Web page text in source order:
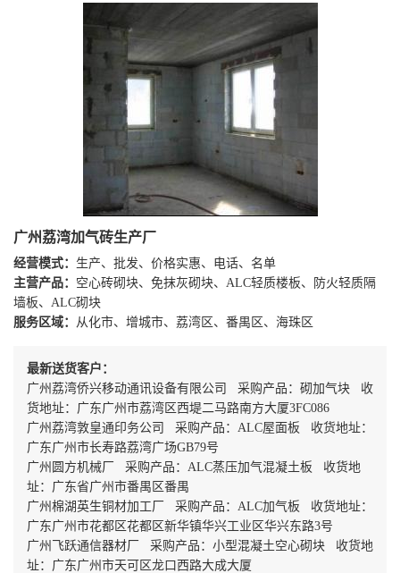
广州荔湾加气砖生产厂
经营模式： 生产、批发、价格实惠、电话、名单
主营产品： 空心砖砌块、免抹灰砌块、ALC轻质楼板、防火轻质隔
墙板、ALC砌块
服务区域：
从化市、增城市、荔湾区、番禺区、海珠区
最新送货客户：
广州荔湾侨兴移动通讯设备有限公司 采购产品：砌加气块 收
货地址：广东广州市荔湾区西堤二马路南方大厦3FC086
广州荔湾敦皇通印务公司 采购产品：ALC屋面板 收货地址：
广东广州市长寿路荔湾广场GB79号
广州圆方机械厂 采购产品：ALC蒸压加气混凝土板 收货地
址：广东省广州市番禺区番禺
广州棉湖英生铜材加工厂 采购产品：ALC加气板 收货地址：
广东广州市花都区花都区新华镇华兴工业区华兴东路3号
广州飞跃通信器材厂 采购产品：小型混凝土空心砌块 收货地
址：广东广州市天可区龙口西路大成大厦